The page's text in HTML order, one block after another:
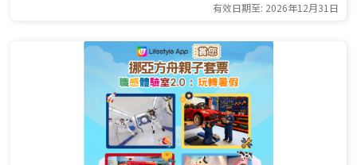
有效日期至: 2026年12月31日